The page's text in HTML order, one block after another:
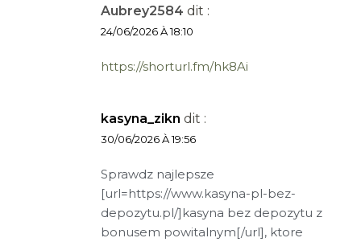
Aubrey2584 dit :
24/06/2026 À 18:10
https://shorturl.fm/hk8Ai
kasyna_zikn dit :
30/06/2026 À 19:56
Sprawdz najlepsze
[url=https://www.kasyna-pl-bez-
depozytu.pl/]kasyna bez depozytu z
bonusem powitalnym[/url], ktore